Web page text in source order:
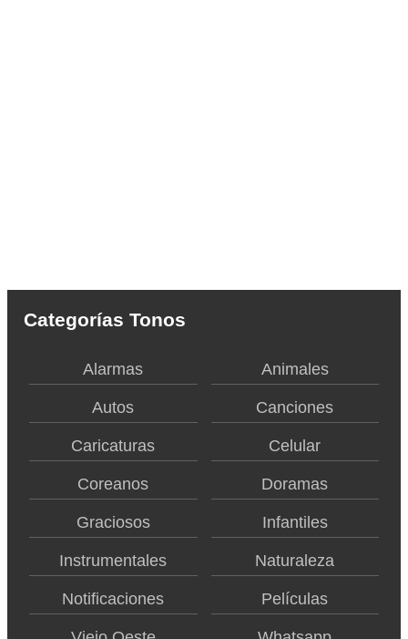
Categorías Tonos
Alarmas Animales
Autos Canciones
Caricaturas Celular
Coreanos Doramas
Graciosos Infantiles
Instrumentales Naturaleza
Notificaciones Películas